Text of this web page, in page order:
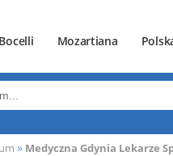
Mozartiana
» Medyczna Gdynia Lekarze